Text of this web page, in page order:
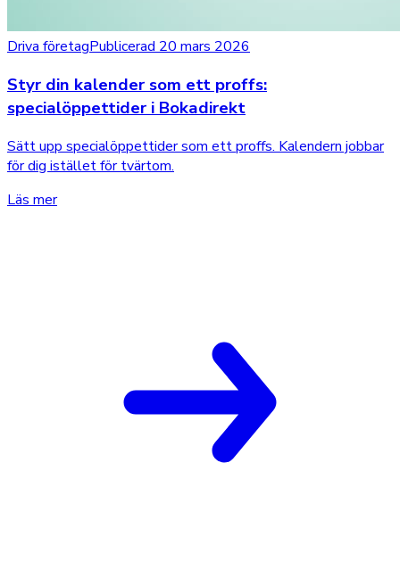
Driva företagPublicerad 20 mars 2026
Styr din kalender som ett proffs:
specialöppettider i Bokadirekt
Sätt upp specialöppettider som ett proffs. Kalendern jobbar
för dig istället för tvärtom.
Läs mer